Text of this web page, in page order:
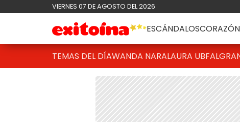
VIERNES 07 DE AGOSTO DEL 2026
ESCÁNDALOSCORAZÓN
TEMAS DEL DÍAWANDA NARALAURA UBFAL